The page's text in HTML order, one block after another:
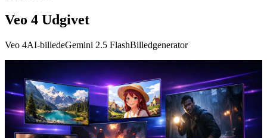
Veo 4 Udgivet
Veo 4AI-billedeGemini 2.5 FlashBilledgenerator